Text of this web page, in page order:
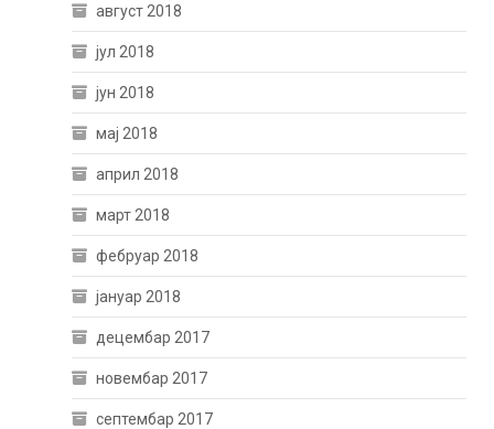
август 2018
јул 2018
јун 2018
мај 2018
април 2018
март 2018
фебруар 2018
јануар 2018
децембар 2017
новембар 2017
септембар 2017